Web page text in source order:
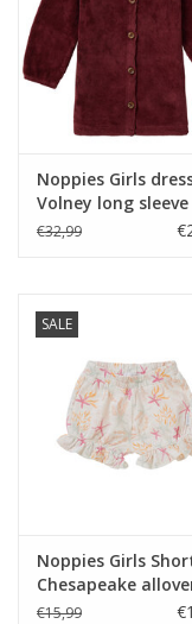
Noppies Girls
Volney long sleeve
Oxblood Red -W23
€32,99
SALE
Noppies Girls
Chesapeake
print Whisper
€15,99